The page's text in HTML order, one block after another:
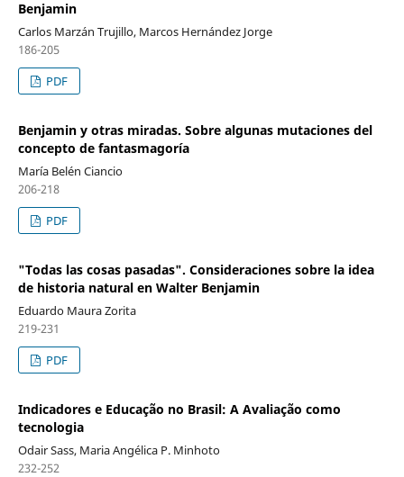
Benjamin
Carlos Marzán Trujillo, Marcos Hernández Jorge
186-205
PDF
Benjamin y otras miradas. Sobre algunas mutaciones del
concepto de fantasmagoría
María Belén Ciancio
206-218
PDF
"Todas las cosas pasadas". Consideraciones sobre la idea
de historia natural en Walter Benjamin
Eduardo Maura Zorita
219-231
PDF
Indicadores e Educação no Brasil: A Avaliação como
tecnologia
Odair Sass, Maria Angélica P. Minhoto
232-252